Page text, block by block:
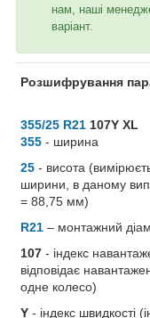
нам, наші
варіант.
Розшифрування
355/25 R21 107Y XL
355 - ширина
25 - висота
ширини, в даному
= 88,75 мм)
R21 – монтажний
107 - індекс
відповідає
одне колесо)
Y - індекс швидкості